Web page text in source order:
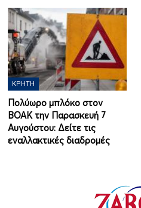
ΚΡΉΤΗ
Πολύωρο μπλόκο στον
ΒΟΑΚ την Παρασκευή 7
Αυγούστου: Δείτε τις
εναλλακτικές διαδρομές